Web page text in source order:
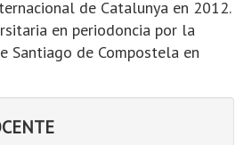
de Catalunya en 2012.
en periodoncia por la
Santiago de Compostela en